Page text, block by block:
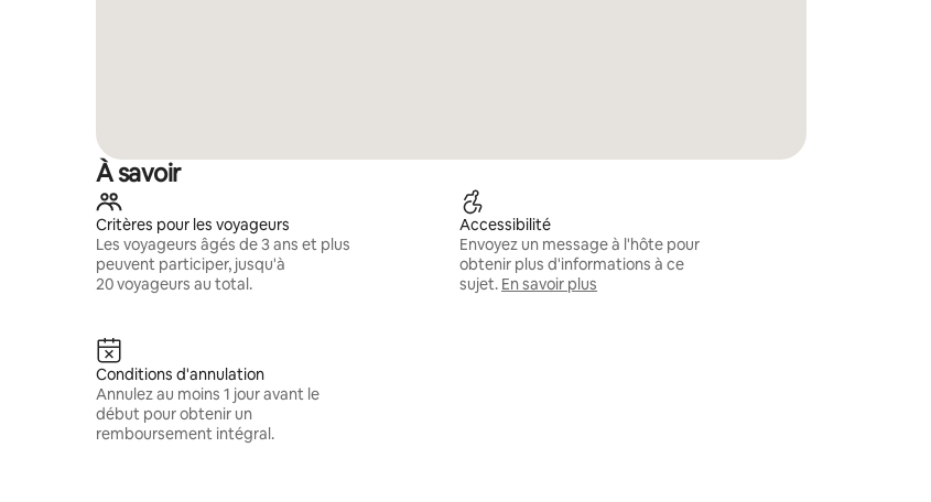
À savoir
Critères pour les voyageurs
Les voyageurs âgés de 3 ans et plus
peuvent participer, jusqu'à
20 voyageurs au total.
Accessibilité
Envoyez un message à l'hôte pour
obtenir plus d'informations à ce
sujet. En savoir plus
Conditions d'annulation
Annulez au moins 1 jour avant le
début pour obtenir un
remboursement intégral.